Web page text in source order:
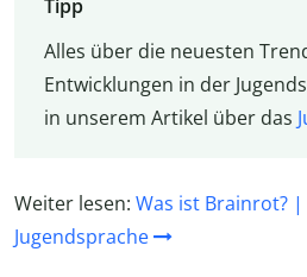
Tipp
Alles über die neuesten
Entwicklungen in der
in unserem Artikel über das
Weiter lesen: Was ist Brainrot?
Jugendsprache